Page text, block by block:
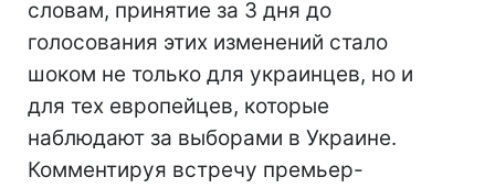
словам, принятие за 3 дня до
голосования этих изменений стало
шоком не только для украинцев, но и
для тех европейцев, которые
наблюдают за выборами в Украине.
Комментируя встречу премьер-